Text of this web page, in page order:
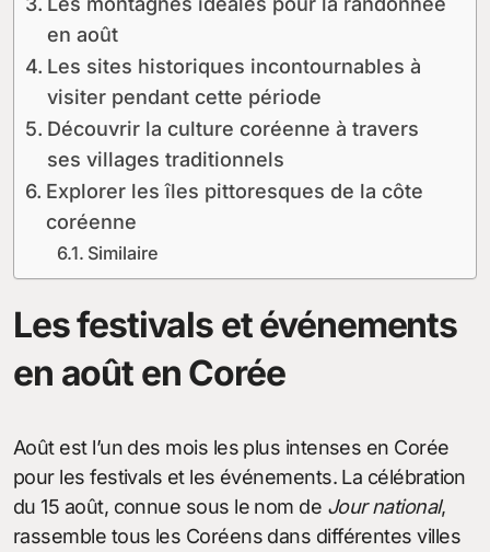
en août
Les sites historiques incontournables à
visiter pendant cette période
Découvrir la culture coréenne à travers
ses villages traditionnels
Explorer les îles pittoresques de la côte
coréenne
Similaire
Les festivals et événements
en août en Corée
Août est l’un des mois les plus intenses en Corée
pour les festivals et les événements. La célébration
du 15 août, connue sous le nom de Jour national,
rassemble tous les Coréens dans différentes villes